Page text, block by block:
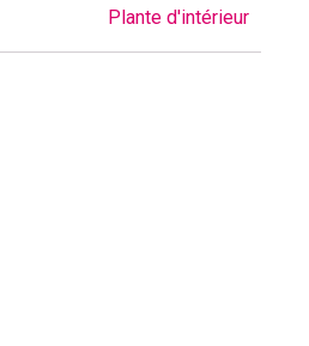
Plante d'intérieur